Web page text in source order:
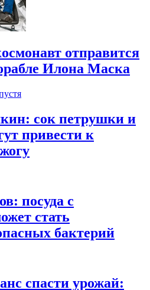
отправится
Илона Маска
сок петрушки и
привести к
посуда с
стать
бактерий
спасти урожай: